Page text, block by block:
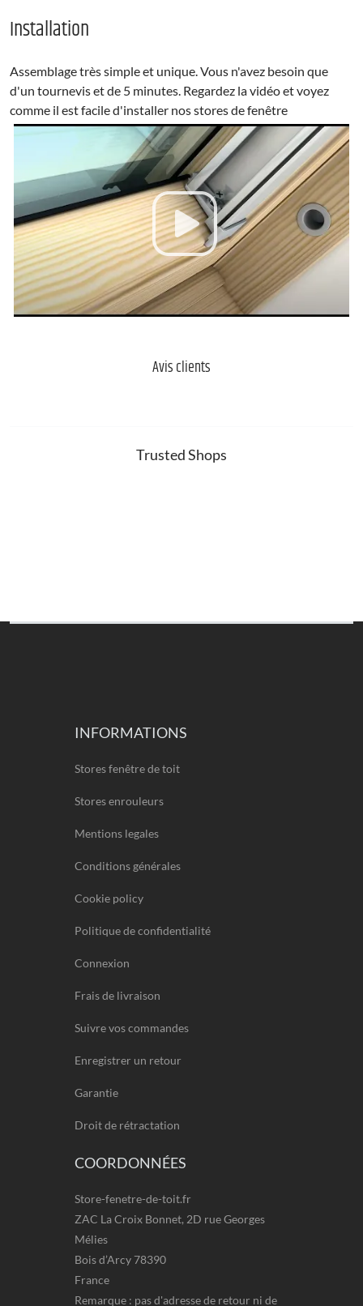
Installation
Assemblage très simple et unique. Vous n'avez besoin que
d'un tournevis et de 5 minutes. Regardez la vidéo et voyez
comme il est facile d'installer nos stores de fenêtre
Avis clients
Trusted Shops
INFORMATIONS
Stores fenêtre de toit
Stores enrouleurs
Mentions legales
Conditions générales
Cookie policy
Politique de confidentialité
Connexion
Frais de livraison
Suivre vos commandes
Enregistrer un retour
Garantie
Droit de rétractation
COORDONNÉES
Store-fenetre-de-toit.fr
ZAC La Croix Bonnet, 2D rue Georges
Mélies
Bois d’Arcy 78390
France
Remarque : pas d'adresse de retour ni de